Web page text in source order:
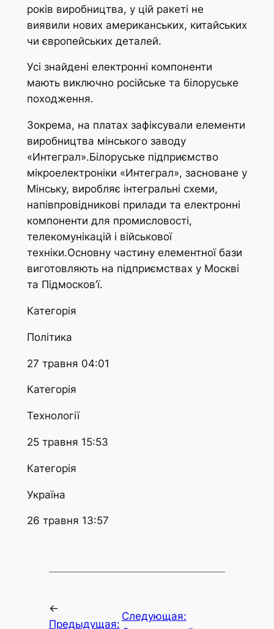
років виробництва, у цій ракеті не
виявили нових американських, китайських
чи європейських деталей.
Усі знайдені електронні компоненти
мають виключно російське та білоруське
походження.
Зокрема, на платах зафіксували елементи
виробництва мінського заводу
«Интеграл».Білоруське підприємство
мікроелектроніки «Интеграл», засноване у
Мінську, виробляє інтегральні схеми,
напівпровідникові прилади та електронні
компоненти для промисловості,
телекомунікацій і військової
техніки.Основну частину елементної бази
виготовляють на підприємствах у Москві
та Підмосков’ї.
Категорія
Політика
27 травня 04:01
Категорія
Технології
25 травня 15:53
Категорія
Україна
26 травня 13:57
←
Предыдущая:
Следующая: